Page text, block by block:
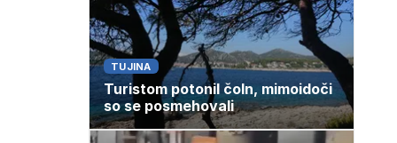
TUJINA
Turistom potonil čoln, mimoidoči
so se posmehovali